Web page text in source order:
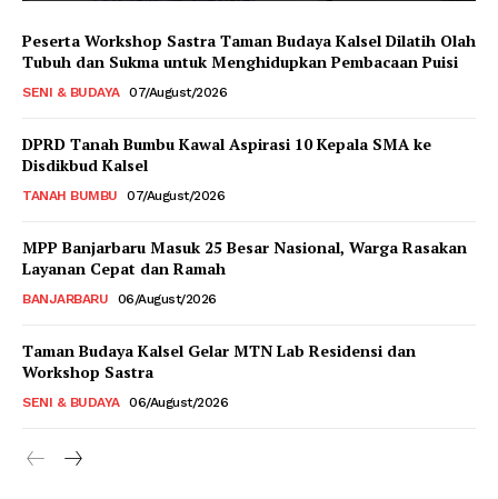
Peserta Workshop Sastra Taman Budaya Kalsel Dilatih Olah
Tubuh dan Sukma untuk Menghidupkan Pembacaan Puisi
SENI & BUDAYA 07/August/2026
DPRD Tanah Bumbu Kawal Aspirasi 10 Kepala SMA ke
Disdikbud Kalsel
TANAH BUMBU 07/August/2026
MPP Banjarbaru Masuk 25 Besar Nasional, Warga Rasakan
Layanan Cepat dan Ramah
BANJARBARU 06/August/2026
Taman Budaya Kalsel Gelar MTN Lab Residensi dan
Workshop Sastra
SENI & BUDAYA 06/August/2026